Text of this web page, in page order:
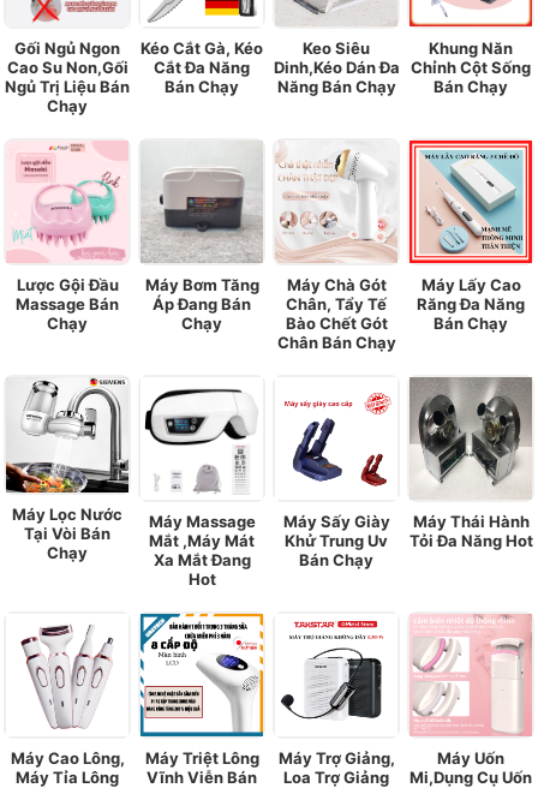
Gối Ngủ Ngon
Cao Su Non,Gối
Ngủ Trị Liệu Bán
Chạy
Kéo Cắt Gà, Kéo
Cắt Đa Năng
Bán Chạy
Keo Siêu
Dinh,Kéo Dán Đa
Năng Bán Chạy
Khung Năn
Chỉnh Cột Sống
Bán Chạy
Lược Gội Đầu
Massage Bán
Chạy
Máy Bơm Tăng
Áp Đang Bán
Chạy
Máy Chà Gót
Chân, Tẩy Tế
Bào Chết Gót
Chân Bán Chạy
Máy Lấy Cao
Răng Đa Năng
Bán Chạy
Máy Lọc Nước
Tại Vòi Bán
Chạy
Máy Massage
Mắt ,Máy Mát
Xa Mắt Đang
Hot
Máy Sấy Giày
Khử Trung Uv
Bán Chạy
Máy Thái Hành
Tỏi Đa Năng Hot
Máy Cao Lông,
Máy Tỉa Lông
Máy Triệt Lông
Vĩnh Viễn Bán
Máy Trợ Giảng,
Loa Trợ Giảng
Máy Uốn
Mi,Dụng Cụ Uốn